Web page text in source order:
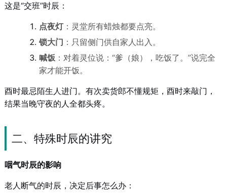
这是“交班”时辰：
点夜灯：灵堂所有蜡烛都要点亮。
锁大门 ：只留侧门供自家人出入。
喊饭：对着灵位说：“爹（娘），吃饭了。”说完全
家才能开饭。
酉时最忌陌生人进门。有次卖货郎不懂规矩，酉时来敲门，
结果当晚守夜的人全都头疼。
二、特殊时辰的讲究
咽气时辰的影响
老人断气的时辰，决定后事怎么办：